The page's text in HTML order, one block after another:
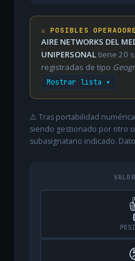
⚠️ POSIBLES
AIRE NETWORKS DEL
UNIPERSONALtiene 20
registradas de tipo
Mostrar lista ▾
⚠️ Tras portabilidad
siendo gestionado por otro
subasignatario indicado.